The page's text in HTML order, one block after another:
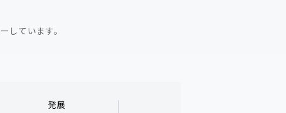
しています。
発展